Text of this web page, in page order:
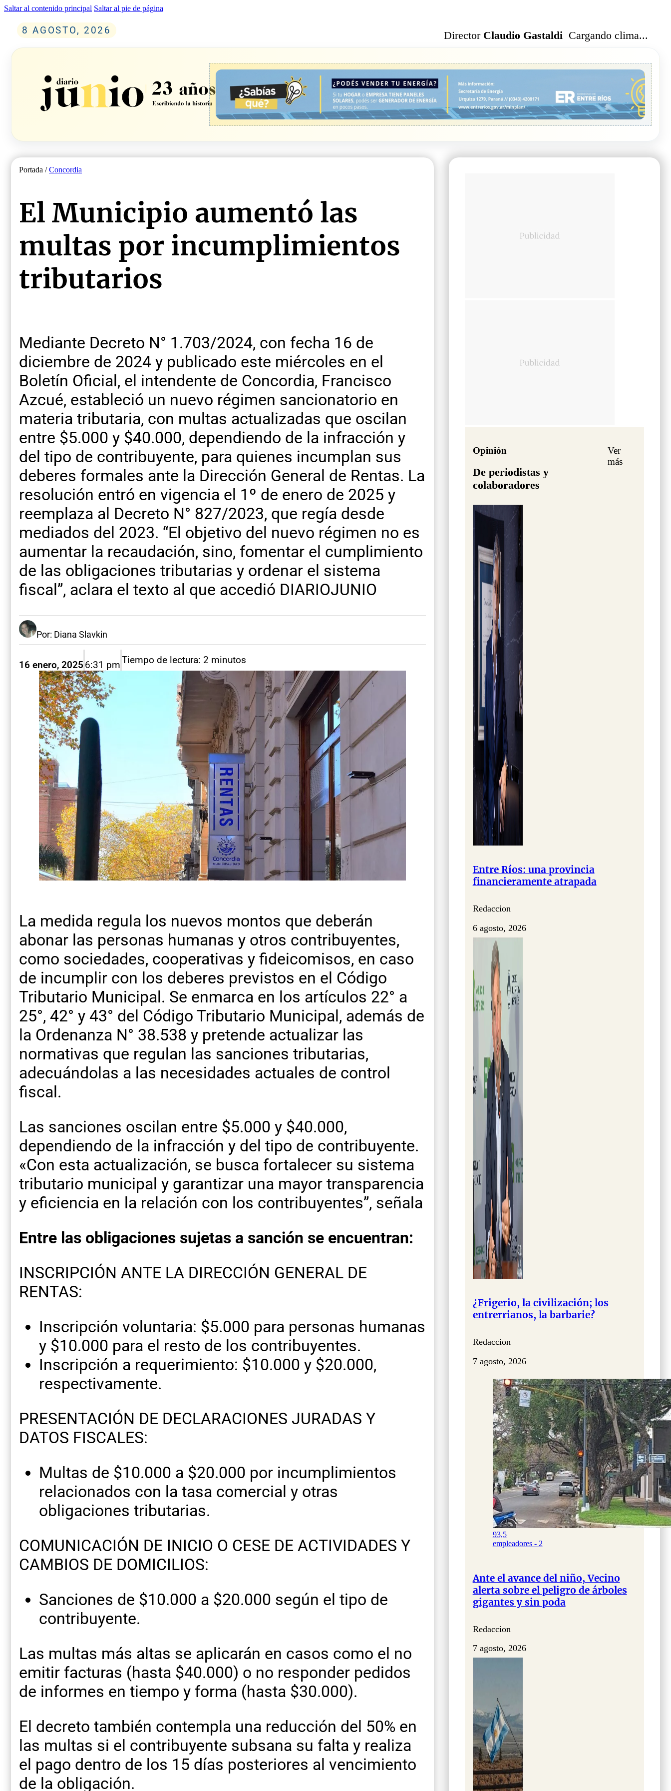
Saltar al contenido principal Saltar al pie de página
8 AGOSTO, 2026 Director Claudio Gastaldi Cargando clima...
Portada /Concordia
El Municipio aumentó las
multas por incumplimientos
tributarios
Mediante Decreto N° 1.703/2024, con fecha 16 de
diciembre de 2024 y publicado este miércoles en el
Boletín Oficial, el intendente de Concordia, Francisco
Azcué, estableció un nuevo régimen sancionatorio en
materia tributaria, con multas actualizadas que oscilan
entre $5.000 y $40.000, dependiendo de la infracción y
del tipo de contribuyente, para quienes incumplan sus
deberes formales ante la Dirección General de Rentas. La
resolución entró en vigencia el 1º de enero de 2025 y
reemplaza al Decreto N° 827/2023, que regía desde
mediados del 2023. “El objetivo del nuevo régimen no es
aumentar la recaudación, sino, fomentar el cumplimiento
de las obligaciones tributarias y ordenar el sistema
fiscal”, aclara el texto al que accedió DIARIOJUNIO
Por: Diana Slavkin
16 enero, 2025 6:31 pmTiempo de lectura: 2 minutos
La medida regula los nuevos montos que deberán
abonar las personas humanas y otros contribuyentes,
como sociedades, cooperativas y fideicomisos, en caso
de incumplir con los deberes previstos en el Código
Tributario Municipal. Se enmarca en los artículos 22° a
25°, 42° y 43° del Código Tributario Municipal, además de
la Ordenanza N° 38.538 y pretende actualizar las
normativas que regulan las sanciones tributarias,
adecuándolas a las necesidades actuales de control
fiscal.
Las sanciones oscilan entre $5.000 y $40.000,
dependiendo de la infracción y del tipo de contribuyente.
«Con esta actualización, se busca fortalecer su sistema
tributario municipal y garantizar una mayor transparencia
y eficiencia en la relación con los contribuyentes”, señala
Entre las obligaciones sujetas a sanción se encuentran:
INSCRIPCIÓN ANTE LA DIRECCIÓN GENERAL DE
RENTAS:
Inscripción voluntaria: $5.000 para personas humanas
y $10.000 para el resto de los contribuyentes.
Inscripción a requerimiento: $10.000 y $20.000,
respectivamente.
PRESENTACIÓN DE DECLARACIONES JURADAS Y
DATOS FISCALES:
Multas de $10.000 a $20.000 por incumplimientos
relacionados con la tasa comercial y otras
obligaciones tributarias.
COMUNICACIÓN DE INICIO O CESE DE ACTIVIDADES Y
CAMBIOS DE DOMICILIOS:
Sanciones de $10.000 a $20.000 según el tipo de
contribuyente.
Las multas más altas se aplicarán en casos como el no
emitir facturas (hasta $40.000) o no responder pedidos
de informes en tiempo y forma (hasta $30.000).
El decreto también contempla una reducción del 50% en
las multas si el contribuyente subsana su falta y realiza
el pago dentro de los 15 días posteriores al vencimiento
de la obligación.
Opinión
De periodistas y
colaboradores
Ver
más
Entre Ríos: una provincia
financieramente atrapada
Redaccion
6 agosto, 2026
¿Frigerio, la civilización; los
entrerrianos, la barbarie?
Redaccion
7 agosto, 2026
93,5
empleadores - 2
Ante el avance del niño, Vecino
alerta sobre el peligro de árboles
gigantes y sin poda
Redaccion
7 agosto, 2026